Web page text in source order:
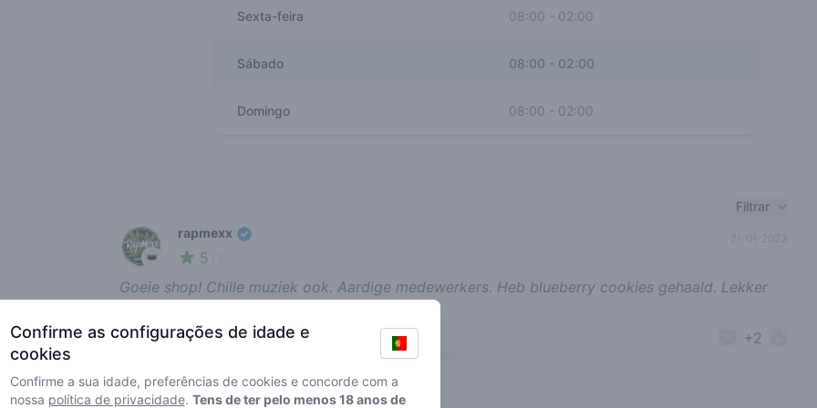
Sexta-feira 08:00 - 02:00
Sábado 08:00 - 02:00
Domingo 08:00 - 02:00
Filtrar
👑
rapmexx
5
21-01-2023
Goeie shop! Chille muziek ook. Aardige medewerkers. Heb blueberry cookies gehaald. Lekker
report review +2
Confirme as configurações de idade e
cookies
Confirme a sua idade, preferências de cookies e concorde com a
nossa política de privacidade. Tens de ter pelo menos 18 anos de